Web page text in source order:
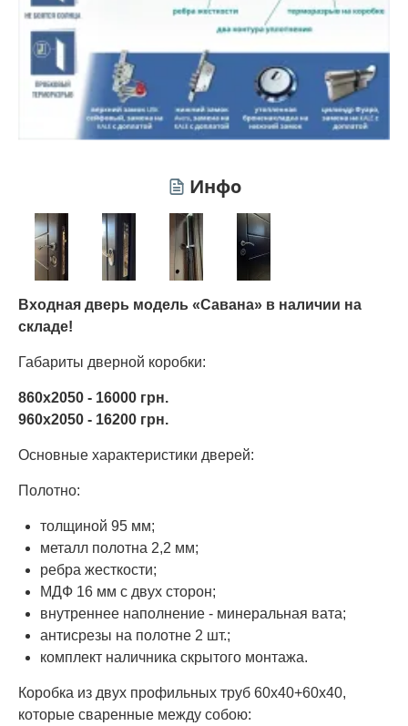
Инфо
Входная дверь модель «Савана» в наличии на
складе!
Габариты дверной коробки:
860х2050 - 16000 грн.
960х2050 - 16200 грн.
Основные характеристики дверей:
Полотно:
толщиной 95 мм;
металл полотна 2,2 мм;
ребра жесткости;
МДФ 16 мм с двух сторон;
внутреннее наполнение - минеральная вата;
антисрезы на полотне 2 шт.;
комплект наличника скрытого монтажа.
Коробка из двух профильных труб 60х40+60х40,
которые сваренные между собою: